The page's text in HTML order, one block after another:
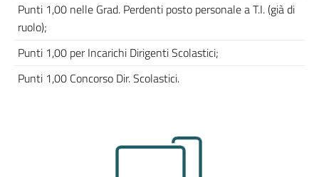
Punti 1,00 nelle Grad. Perdenti posto personale a T.I. (già di
ruolo);
Punti 1,00 per Incarichi Dirigenti Scolastici;
Punti 1,00 Concorso Dir. Scolastici.